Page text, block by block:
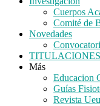
Cuerpos
Comité de
Novedades
TITULACIONES
Más
Educacion
Guías
Revista